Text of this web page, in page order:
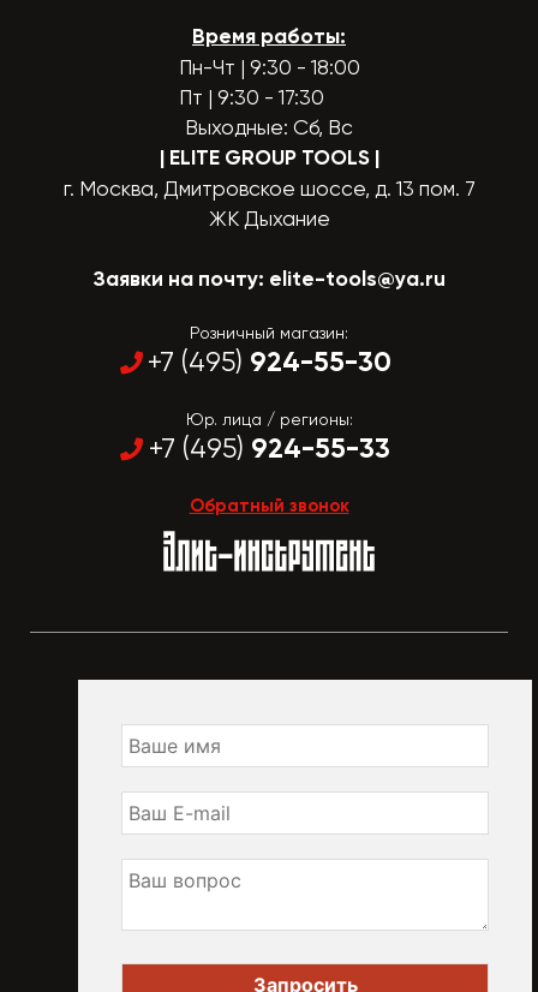
Время работы:
Пн-Чт | 9:30 - 18:00
Пт | 9:30 - 17:30
Выходные: Сб, Вс
| ELITE GROUP TOOLS |
г. Москва, Дмитровское шоссе, д. 13 пом. 7
ЖК Дыхание
Заявки на почту: elite-tools@ya.ru
Розничный магазин:
+7 (495) 924-55-30
Юр. лица / регионы:
+7 (495) 924-55-33
Обратный звонок